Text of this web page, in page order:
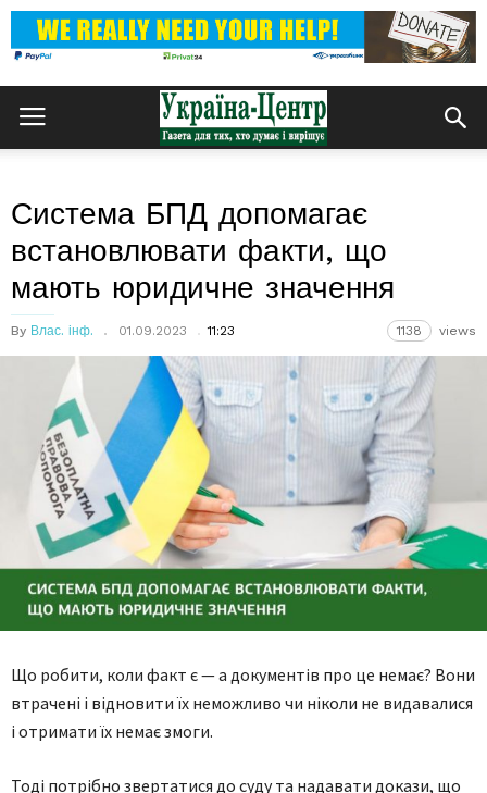
Система БПД допомагає
встановлювати факти, що
мають юридичне значення
By Влас. інф. 01.09.2023 11:23 1138 views
Що робити, коли факт є — а документів про це немає? Вони
втрачені і відновити їх неможливо чи ніколи не видавалися
і отримати їх немає змоги.
Тоді потрібно звертатися до суду та надавати докази, що